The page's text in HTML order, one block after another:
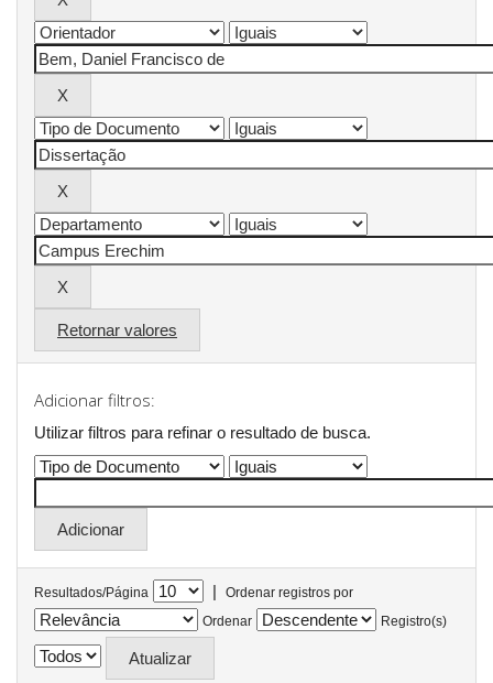
Retornar valores
Adicionar filtros:
Utilizar filtros para refinar o resultado de busca.
Resultados/Página |
Ordenar registros por
Ordenar
Registro(s)